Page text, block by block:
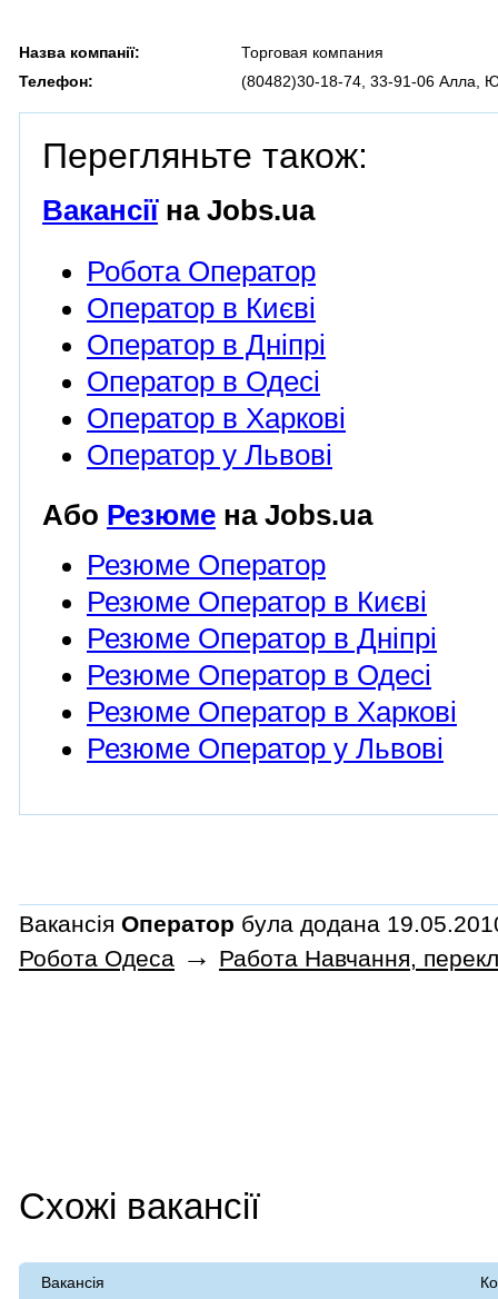
Назва компанії:
Торговая компания
Телефон:
(80482)30-18-74, 33-91-06 Алла,
Перегляньте також:
Вакансіїна Jobs.ua
Робота Оператор
Оператор в Києві
Оператор в Дніпрі
Оператор в Одесі
Оператор в Харкові
Оператор у Львові
Або Резюме на Jobs.ua
Резюме Оператор
Резюме Оператор в Києві
Резюме Оператор в Дніпрі
Резюме Оператор в Одесі
Резюме Оператор в Харкові
Резюме Оператор у Львові
Вакансія Оператор була додана
Робота Одеса → Работа Навчання,
Схожі вакансії
Вакансія